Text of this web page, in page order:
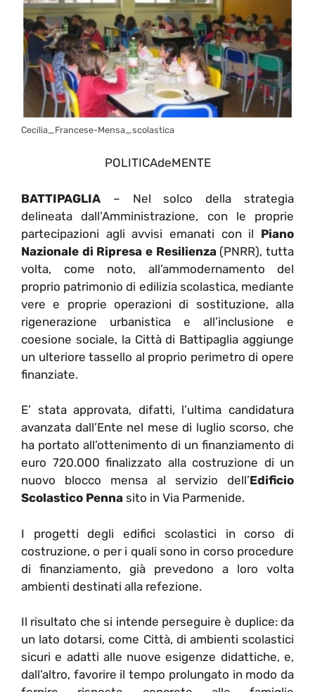
Cecilia_Francese-Mensa_scolastica
POLITICAdeMENTE
BATTIPAGLIA – Nel solco della strategia
delineata dall’Amministrazione, con le proprie
partecipazioni agli avvisi emanati con il Piano
Nazionale di Ripresa e Resilienza(PNRR), tutta
volta, come noto, all’ammodernamento del
proprio patrimonio di edilizia scolastica, mediante
vere e proprie operazioni di sostituzione, alla
rigenerazione urbanistica e all’inclusione e
coesione sociale, la Città di Battipaglia aggiunge
un ulteriore tassello al proprio perimetro di opere
finanziate.
E’ stata approvata, difatti, l’ultima candidatura
avanzata dall’Ente nel mese di luglio scorso, che
ha portato all’ottenimento di un finanziamento di
euro 720.000 finalizzato alla costruzione di un
nuovo blocco mensa al servizio dell’Edificio
Scolastico Penna sito in Via Parmenide.
I progetti degli edifici scolastici in corso di
costruzione, o per i quali sono in corso procedure
di finanziamento, già prevedono a loro volta
ambienti destinati alla refezione.
Il risultato che si intende perseguire è duplice: da
un lato dotarsi, come Città, di ambienti scolastici
sicuri e adatti alle nuove esigenze didattiche, e,
dall’altro, favorire il tempo prolungato in modo da